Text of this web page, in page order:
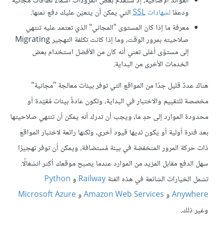
ودعمًالشهاداتSSLالتي يمكن أن يتعيّن عليك دفع ثمنها.
معرفة ما إذا كان المستوى "المجاني" الذي تعتمد عليه تنتهي
صلاحيته بمرور الوقت، وما إذا كانت تكلفة التهجير Migrating
إلى مستوًى أغلى تعني أنه كان من الأفضل استخدام بعض
الخدمات الأخرى من البداية.
هناك عددٌ قليل جدًا من المواقع التي توفر بيئات معالجة "مجانية"
مخصصة للتقييم والاختبار في البداية، وتكون عادةً بيئات مُقيَّدة أو
محدودة الموارد إلى حدٍ ما، ويجب أن تدرك أنه يمكن أن تنتهي صلاحيتها
بعد فترة أولية أو يكون لديها قيود أخرى، ولكنها رائعة لاختبار المواقع
ذات حركة المرور المنخفضة في بيئة مُستضافة، ويمكن أن توفر تهجيرًا
سهل الدفع مقابل المزيد من الموارد عندما يصبح موقعك أكثر انشغالًا.
تشمل الخيارات الشائعة في هذه الفئةRailway وPython
AnywhereوAmazon Web ServicesوMicrosoft Azure
وغير ذلك.